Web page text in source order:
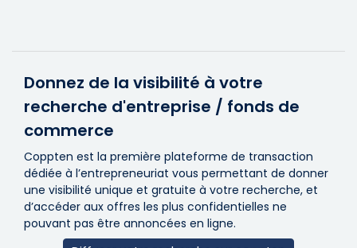
Donnez de la visibilité à votre
recherche d'entreprise / fonds de
commerce
Coppten est la première plateforme de transaction
dédiée à l’entrepreneuriat vous permettant de donner
une visibilité unique et gratuite à votre recherche, et
d’accéder aux offres les plus confidentielles ne
pouvant pas être annoncées en ligne.